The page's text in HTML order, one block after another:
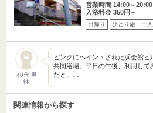
営業時間 14:00～20:00
入浴料金 350円～
日帰り ひとり旅・一
40代 男
性
ピンクにペイントされた浜会館
共同浴場。平日の午後、利用して
だと、…
関連情報から探す